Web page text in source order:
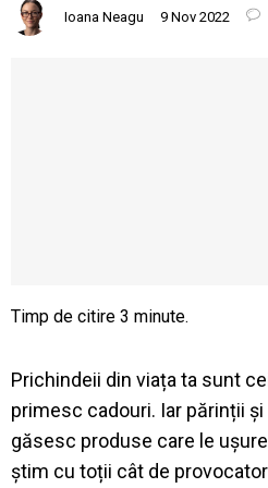
Ioana Neagu 9 Nov 2022
Prichindeii din viața ta sunt
primesc cadouri. Iar părinții
găsesc produse care le
știm cu toții cât de